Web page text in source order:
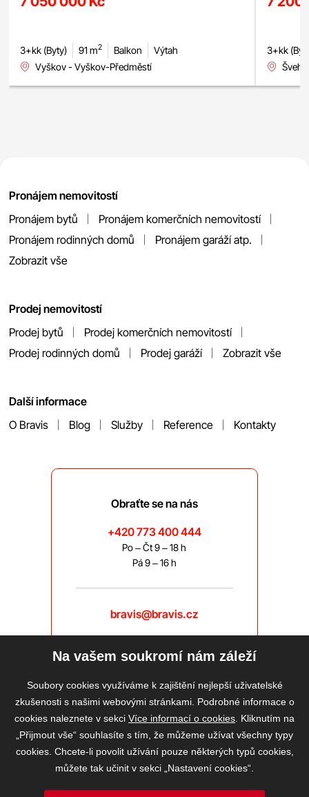
3+kk (Byty) 91 m2 Balkon
Výtah
Vyškov - Vyškov-Předměstí
3+kk
Pronájem nemovitostí
Pronájem bytů
Pronájem komerčních nemovitostí
Pronájem rodinných domů
Pronájem garáží atp.
Zobrazit vše
Prodej nemovitostí
Prodej bytů
Prodej komerčních nemovitostí
Prodej rodinných domů
Prodej garáží Zobrazit vše
Další informace
O Bravis
Blog Služby Reference Kontakty
Obraťte se na nás
+420 773 400 444
Po – Čt 9 – 18 h
Pá 9 – 16 h
bravis@bravis.cz
Na vašem soukromí nám záleží
Soubory cookies využíváme k zajištění nejlepší uživatelské
zkušenosti s našimi webovými stránkami. Podrobné informace o
cookies naleznete v sekci Více informací o cookies . Kliknutím na
„Přijmout vše“ souhlasíte s tím, že můžeme užívat všechny typy
cookies. Chcete-li povolit užívání pouze některých typů cookies,
můžete tak učinit v sekci „Nastavení cookies“.